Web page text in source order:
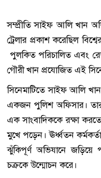
সম্প্রীতি সাইফ আলি খান
ট্রেলার প্রকাশ করেছিল
পুলকিত পরিচালিত এবং
গৌরী খান প্রযোজিত এই
সিনেমাটিতে সাইফ আলি
একজন পুলিশ অফিসার। তার
এক সাংবাদিককে রক্ষা
মুখে পড়েন। ঊর্ধ্বতন
ঝুঁকিপূর্ণ অভিযানে
চক্রকে উন্মোচন করে।